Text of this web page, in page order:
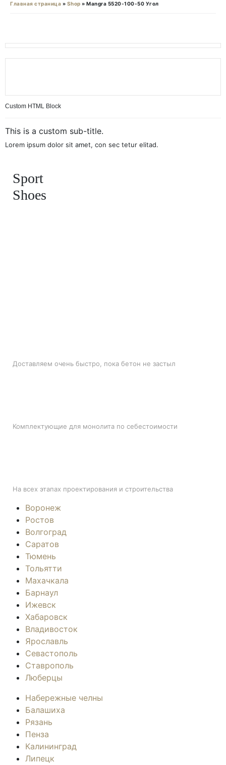
Главная страница » Shop » Mangra 5520-100-50 Угол
Custom HTML Block
This is a custom sub-title.
Lorem ipsum dolor sit amet, con sec tetur elitad.
Sport
Shoes
Доставляем очень быстро, пока бетон не застыл
Комплектующие для монолита по себестоимости
На всех этапах проектирования и строительства
Воронеж
Ростов
Волгоград
Саратов
Тюмень
Тольятти
Махачкала
Барнаул
Ижевск
Хабаровск
Владивосток
Ярославль
Севастополь
Ставрополь
Люберцы
Набережные челны
Балашиха
Рязань
Пенза
Калининград
Липецк